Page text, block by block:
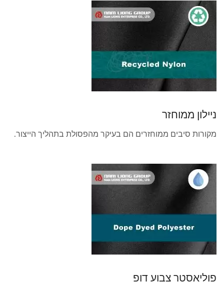
ניילון ממוחזר
מקורות סיבים ממוחזרים הם בעיקר מהפסולת בתהליך הייצור.
פוליאסטר צבוע דופ